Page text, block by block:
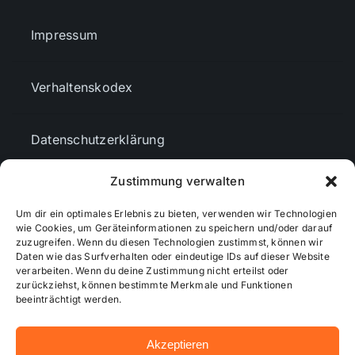
Zustimmung verwalten
Um dir ein optimales Erlebnis zu bieten, verwenden wir Technologien
wie Cookies, um Geräteinformationen zu speichern und/oder darauf
zuzugreifen. Wenn du diesen Technologien zustimmst, können wir
Daten wie das Surfverhalten oder eindeutige IDs auf dieser Website
verarbeiten. Wenn du deine Zustimmung nicht erteilst oder
zurückziehst, können bestimmte Merkmale und Funktionen
beeinträchtigt werden.
Akzeptieren
Impressum
Verhaltenskodex
Datenschutzerklärung
Cookie-Richtlinie (EU)
Mediendaten